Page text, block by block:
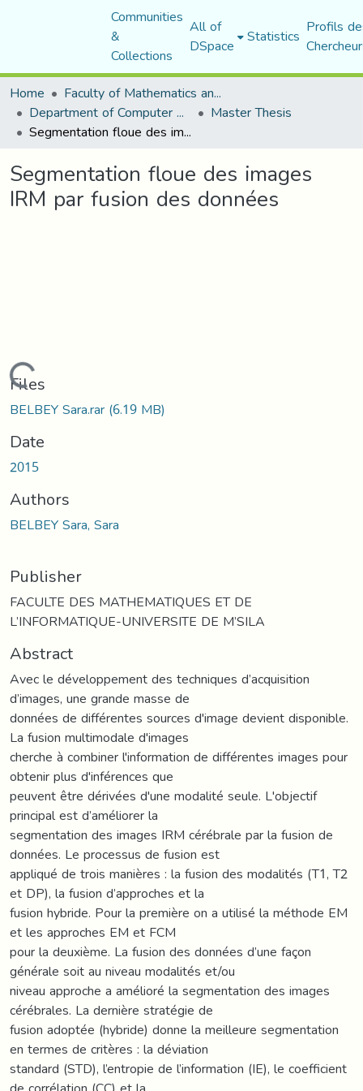
Communities
&
Collections
All of
DSpace Statistics Profils
Home
Faculty of Mathematics and Computer Science
Department of Computer Science Master Thesis
Segmentation floue des images IRM par fusion des données
Segmentation floue des images
IRM par fusion des données
Loading...
Files
BELBEY Sara.rar(6.19 MB)
Date
2015
Authors
BELBEY Sara, Sara
Publisher
FACULTE DES MATHEMATIQUES ET DE
L’INFORMATIQUE-UNIVERSITE DE M’SILA
Abstract
Avec le développement des techniques d’acquisition
d’images, une grande masse de
données de différentes sources d'image devient disponible.
La fusion multimodale d'images
cherche à combiner l'information de différentes images pour
obtenir plus d'inférences que
peuvent être dérivées d'une modalité seule. L'objectif
principal est d’améliorer la
segmentation des images IRM cérébrale par la fusion de
données. Le processus de fusion est
appliqué de trois manières : la fusion des modalités (T1, T2
et DP), la fusion d’approches et la
fusion hybride. Pour la première on a utilisé la méthode EM
et les approches EM et FCM
pour la deuxième. La fusion des données d’une façon
générale soit au niveau modalités et/ou
niveau approche a amélioré la segmentation des images
cérébrales. La dernière stratégie de
fusion adoptée (hybride) donne la meilleure segmentation
en termes de critères : la déviation
standard (STD), l’entropie de l’information (IE), le coefficient